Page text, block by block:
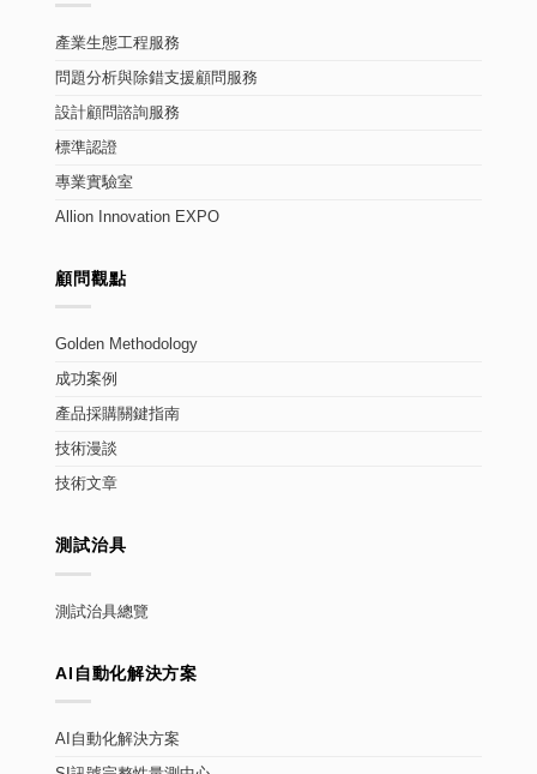
產業生態工程服務
問題分析與除錯支援顧問服務
設計顧問諮詢服務
標準認證
專業實驗室
Allion Innovation EXPO
顧問觀點
Golden Methodology
成功案例
產品採購關鍵指南
技術漫談
技術文章
測試治具
測試治具總覽
AI自動化解決方案
AI自動化解決方案